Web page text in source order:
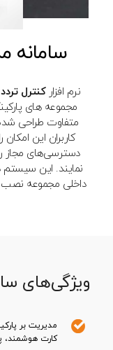
سامانه
نرم افزارکنترل
مجموعه های
متفاوت طراحی
کاربران این
دسترسی‌های مجاز را
نمایند. این سیستم
داخلی مجموعه نصب
ویژگی‌های
مدیریت بر
کارت هوشمند،